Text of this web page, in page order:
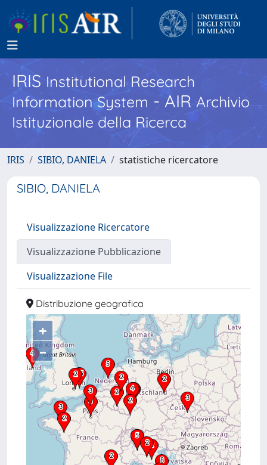
IRISInstitutional Research
Information System - AIR Archivio
Istituzionale della Ricerca
IRIS SIBIO, DANIELA statistiche ricercatore
SIBIO, DANIELA
Visualizzazione Ricercatore
Visualizzazione Pubblicazione
Visualizzazione File
Distribuzione geografica
+
–